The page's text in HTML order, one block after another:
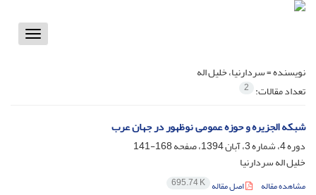
Toggle
نویسنده =سردارنیا، خلیل اله
تعداد مقالات: 2
شبکه الجزیره و حوزه عمومی نوظهور در جهان عرب
دوره 4، شماره 3، آبان 1394، صفحه
168-141
خلیل اله سردارنیا
مشاهده مقاله اصل مقاله 695.74 K